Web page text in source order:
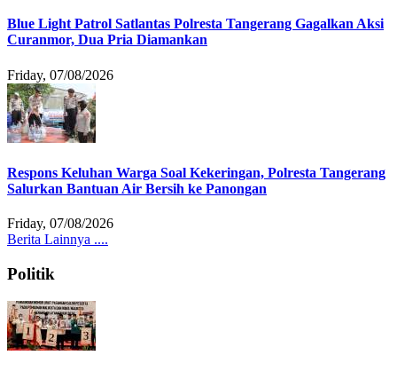
Blue Light Patrol Satlantas Polresta Tangerang Gagalkan Aksi
Curanmor, Dua Pria Diamankan
Friday, 07/08/2026
Respons Keluhan Warga Soal Kekeringan, Polresta Tangerang
Salurkan Bantuan Air Bersih ke Panongan
Friday, 07/08/2026
Berita Lainnya ....
Politik